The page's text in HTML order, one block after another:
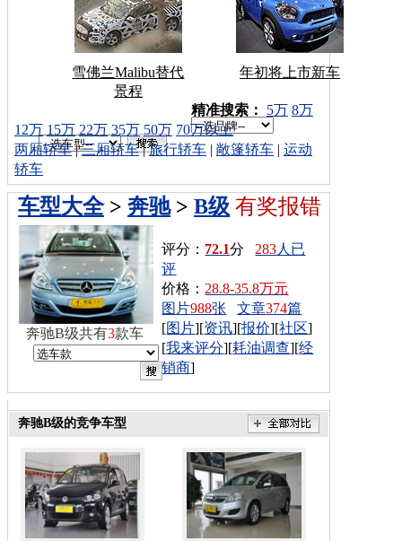
雪佛兰Malibu替代
景程
年初将上市新车
车型搜索：
精准搜索： 5万 8万
12万 15万 22万 35万 50万 70万以上
两厢轿车|三厢轿车|旅行轿车 | 敞篷轿车 | 运动
轿车
有奖报错
车型大全> 奔驰> B级
评分： 72.1分 283人已
评
价格： 28.8-35.8万元
图片988张 文章374篇
[图片][资讯][报价][社区]
[我来评分][耗油调查][经
销商]
奔驰B级共有3款车
奔驰B级的竞争车型